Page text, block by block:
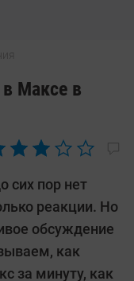
Максе в
сих пор нет
реакции. Но
обсуждение
как
за минуту, как